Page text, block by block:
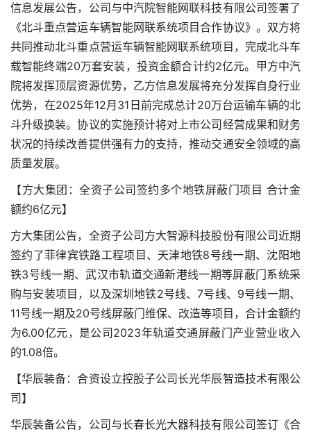
信息发展公告，公司与中汽院智能网联科技有限公司签署了
《北斗重点营运车辆智能网联系统项目合作协议》。双方将
共同推动北斗重点营运车辆智能网联系统项目，完成北斗车
载智能终端20万套安装，投资金额合计约2亿元。甲方中汽
院将发挥顶层资源优势，乙方信息发展将充分发挥自身行业
优势，在2025年12月31日前完成总计20万台运输车辆的北
斗升级换装。协议的实施预计将对上市公司经营成果和财务
状况的持续改善提供强有力的支持，推动交通安全领域的高
质量发展。
【方大集团：全资子公司签约多个地铁屏蔽门项目 合计金
额约6亿元】
方大集团公告，全资子公司方大智源科技股份有限公司近期
签约了菲律宾铁路工程项目、天津地铁8号线一期、沈阳地
铁3号线一期、武汉市轨道交通新港线一期等屏蔽门系统采
购与安装项目，以及深圳地铁2号线、7号线、9号线一期、
11号线一期及20号线屏蔽门维保、改造等项目，合计金额约
为6.00亿元，是公司2023年轨道交通屏蔽门产业营业收入
的1.08倍。
【华辰装备：合资设立控股子公司长光华辰智造技术有限公
司】
华辰装备公告，公司与长春长光大器科技有限公司签订《合